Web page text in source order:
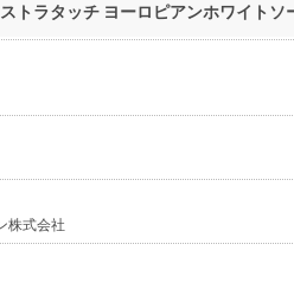
トラタッチ ヨーロピアンホワイト
株式会社